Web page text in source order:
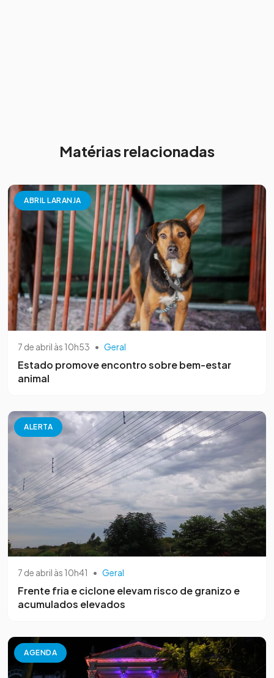
Matérias relacionadas
ABRIL LARANJA
7 de abril às 10h53 • Geral
Estado promove encontro sobre bem-estar
animal
ALERTA
7 de abril às 10h41 • Geral
Frente fria e ciclone elevam risco de granizo e
acumulados elevados
AGENDA